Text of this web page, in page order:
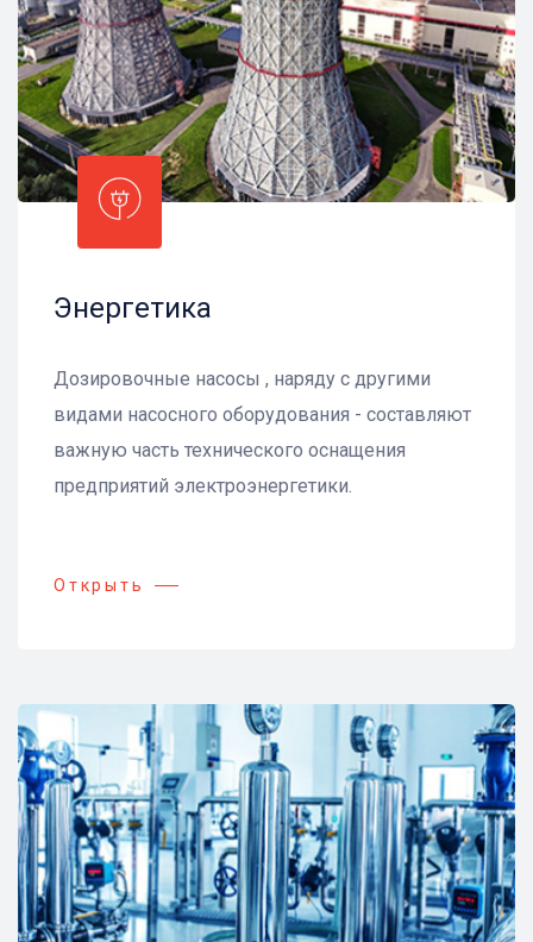
Энергетика
Дозировочные насосы , наряду с другими
видами насосного оборудования - составляют
важную часть технического оснащения
предприятий электроэнергетики.
Открыть